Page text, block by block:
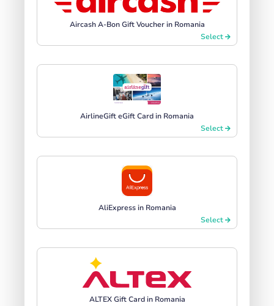
Aircash A-Bon Gift Voucher in Romania
Select
AirlineGift eGift Card in Romania
Select
AliExpress in Romania
Select
ALTEX Gift Card in Romania